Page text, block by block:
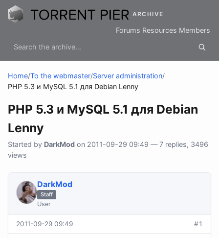
ARCHIVE
Forums Resources Members
Home/To the webmaster/Server administration/
PHP 5.3 и MySQL 5.1 для Debian Lenny
PHP 5.3 и MySQL 5.1 для Debian
Lenny
Started by DarkMod on 2011-09-29 09:49 — 7 replies, 3496
views
DarkMod
Staff
User
2011-09-29 09:49 #1